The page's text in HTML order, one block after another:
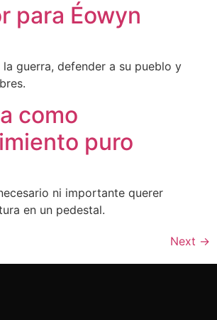
para Éowyn
guerra, defender a su pueblo y
como
puro
ni importante querer
en un pedestal.
Next →